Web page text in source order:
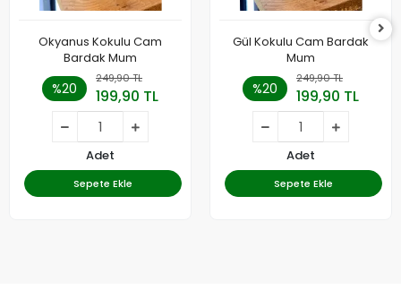
Okyanus Kokulu Cam
Bardak Mum
%20
249,90 TL
199,90 TL
Adet
Sepete Ekle
Gül Kokulu Cam Bardak
Mum
%20
249,90 TL
199,90 TL
Adet
Sepete Ekle